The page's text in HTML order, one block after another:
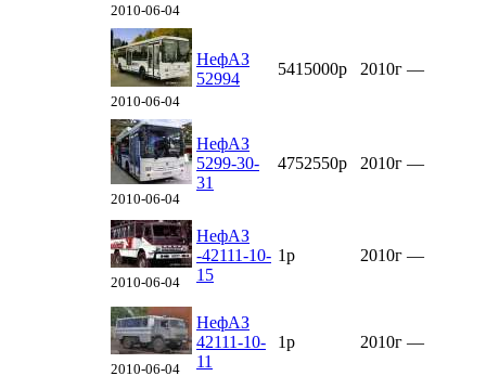
2010-06-04
2010-06-04
НефАЗ
52994
5415000р 2010г —
2010-06-04
НефАЗ
5299-30-
31
4752550р 2010г —
2010-06-04
НефАЗ
-42111-10-
15
1р 2010г —
2010-06-04
НефАЗ
42111-10-
11
1р 2010г —